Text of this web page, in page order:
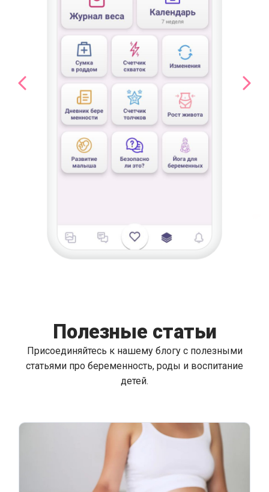
Полезные статьи
Присоединяйтесь к нашему блогу с полезными
статьями про беременность, роды и воспитание
детей.